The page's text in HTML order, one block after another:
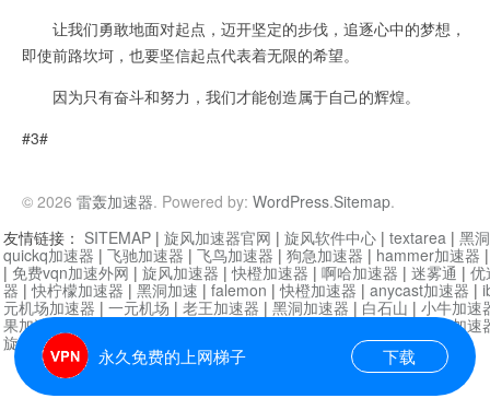
让我们勇敢地面对起点，迈开坚定的步伐，追逐心中的梦想，
即使前路坎坷，也要坚信起点代表着无限的希望。
因为只有奋斗和努力，我们才能创造属于自己的辉煌。
#3#
© 2026 雷轰加速器. Powered by: WordPress.Sitemap.
永久免费的上网梯子 下载
友情链接： SITEMAP | 旋风加速器官网 | 旋风软件中心 | textarea | 黑
quickq加速器 | 飞驰加速器 | 飞鸟加速器 | 狗急加速器 | hammer加速器
| 免费vqn加速外网 | 旋风加速器 |快橙加速器 | 啊哈加速器 | 迷雾通 | 优
器 |快柠檬加速器 | 黑洞加速 | falemon |快橙加速器 | anycast加速器 |
元机场加速器 | 一元机场 | 老王加速器 | 黑洞加速器 | 白石山 | 小牛加速
果加速器
芒果加速
旋风加速器度器